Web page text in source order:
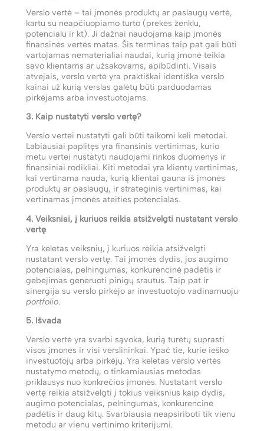
Verslo vertė – tai įmonės produktų ar paslaugų vertė,
kartu su neapčiuopiamo turto (prekės ženklu,
potencialu ir kt). Ji dažnai naudojama kaip įmonės
finansinės vertės matas. Šis terminas taip pat gali būti
vartojamas nematerialiai naudai, kurią įmonė teikia
savo klientams ar užsakovams, apibūdinti. Visais
atvejais, verslo vertė yra praktiškai identiška verslo
kainai už kurią verslas galėtų būti parduodamas
pirkėjams arba investuotojams.
3. Kaip nustatyti verslo vertę?
Verslo vertei nustatyti gali būti taikomi keli metodai.
Labiausiai paplitęs yra finansinis vertinimas, kurio
metu vertei nustatyti naudojami rinkos duomenys ir
finansiniai rodikliai. Kiti metodai yra klientų vertinimas,
kai vertinama nauda, kurią klientai gauna iš įmonės
produktų ar paslaugų, ir strateginis vertinimas, kai
vertinamas įmonės ateities potencialas.
4. Veiksniai, į kuriuos reikia atsižvelgti nustatant verslo
vertę
Yra keletas veiksnių, į kuriuos reikia atsižvelgti
nustatant verslo vertę. Tai įmonės dydis, jos augimo
potencialas, pelningumas, konkurencinė padėtis ir
gebėjimas generuoti pinigų srautus. Taip pat ir
sinergija su verslo pirkėjo ar investuotojo vadinamuoju
portfolio.
5. Išvada
Verslo vertė yra svarbi sąvoka, kurią turėtų suprasti
visos įmonės ir visi verslininkai. Ypač tie, kurie ieško
investuotojų arba pirkėjų. Yra keletas verslo vertės
nustatymo metodų, o tinkamiausias metodas
priklausys nuo konkrečios įmonės. Nustatant verslo
vertę reikia atsižvelgti į tokius veiksnius kaip dydis,
augimo potencialas, pelningumas, konkurencinė
padėtis ir daug kitų. Svarbiausia neapsiriboti tik vienu
metodu ar vienu vertinimo kriterijumi.